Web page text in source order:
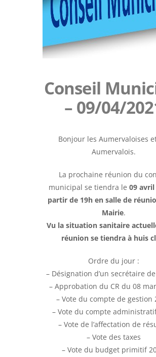
Conseil
– 09/04/
Bonjour les Aumervaloises
Aumervalois.
La prochaine réunion du
municipal se tiendra le 09 avril
partir de 19h en salle de
Mairie.
Vu la situation sanitaire
réunion se tiendra à huis
Ordre du jour :
– Désignation d’un secrétaire
– Approbation du CR du 08
– Vote du compte de gestion
– Vote du compte
– Vote de l’affectation de
– Vote des taxes
– Vote du budget primitif